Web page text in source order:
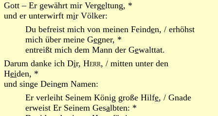
Gott – Er gewährt mir Vergeltung, *
und er unterwirft mir Völker:
Du befreist mich von meinen Feinden, / erhöhst
mich über meine Gegner, *
entreißt mich dem Mann der Gewalttat.
Darum danke ich Dir, Herr, / mitten unter den
Heiden, *
und singe Deinem Namen:
Er verleiht Seinem König große Hilfe, / Gnade
erweist Er Seinem Gesalbten: *